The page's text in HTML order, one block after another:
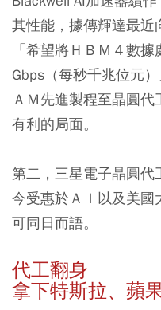
其性能，據傳輝達最近
「希望將ＨＢＭ４數
Gbps（每秒千兆位元
ＡＭ先進製程至晶圓
有利的局面。
第二，三星電子晶圓代
今受惠於ＡＩ以及美國
可同日而語。
代工翻身
拿下特斯拉、蘋